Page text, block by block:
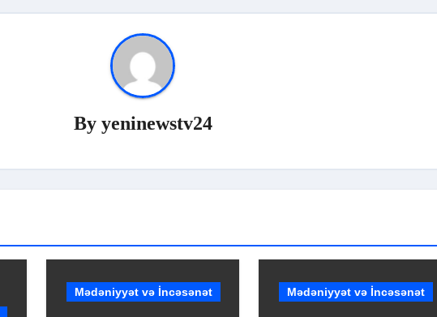
By yeninewstv24
Mədəniyyət və İncəsənət Mədəniyyət və İncəsənət